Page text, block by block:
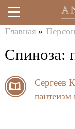
к
здесь
Главная »
Спиноза:
Сергеев
пантеизм